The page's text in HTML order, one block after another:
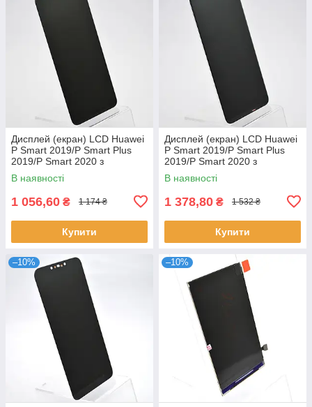
Дисплей (екран) LCD Huawei
P Smart 2019/P Smart Plus
2019/P Smart 2020 з
тачскріном Black Original
В наявності
1 056,60 ₴ 1 174 ₴
Купити
Дисплей (екран) LCD Huawei
P Smart 2019/P Smart Plus
2019/P Smart 2020 з
тачскріном Refurbished
В наявності
1 378,80 ₴ 1 532 ₴
Купити
–10% –10%